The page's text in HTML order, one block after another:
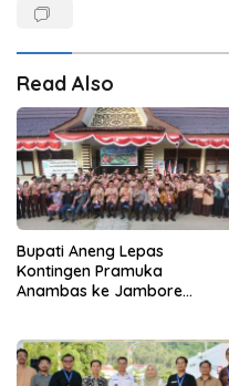
Read Also
Bupati Aneng Lepas
Kontingen Pramuka
Anambas ke Jambore